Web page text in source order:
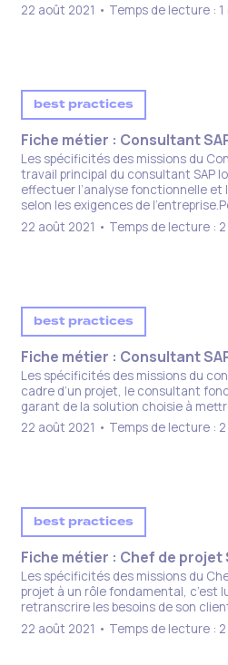
22 août 2021 • Temps de lecture : 1
best practices
Fiche métier : Consultant
Les spécificités des missions du
travail principal du consultant SAP
effectuer l’analyse fonctionnelle et
selon les exigences de
22 août 2021 • Temps de lecture : 2
best practices
Fiche métier : Consultant
Les spécificités des missions du
cadre d’un projet, le consultant
garant de la solution choisie à
22 août 2021 • Temps de lecture : 2
best practices
Fiche métier : Chef de projet
Les spécificités des missions du
projet à un rôle fondamental, c’est
retranscrire les besoins de son
22 août 2021 • Temps de lecture : 2